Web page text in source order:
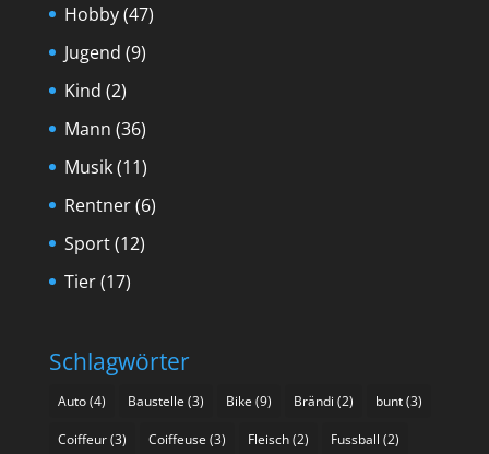
Hobby(47)
Jugend (9)
Kind (2)
Mann (36)
Musik(11)
Rentner(6)
Sport(12)
Tier(17)
Schlagwörter
Auto(4) Baustelle (3) Bike (9) Brändi (2) bunt(3)
Coiffeur(3) Coiffeuse (3) Fleisch(2) Fussball (2)